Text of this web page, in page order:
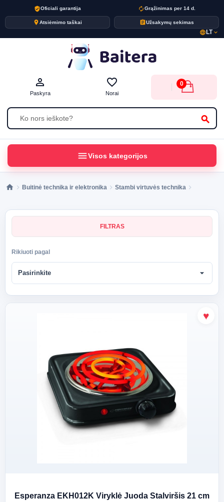
verified_userOficiali garantija autorenewGrąžinimas per 14 d.
placeAtsiėmimo taškai assignmentUžsakymų sekimas
language LTexpand_more
search
person_outline
Paskyra
favorite_border
Norai
0
menuVisos kategorijos
Buitinė technika ir elektronika Stambi virtuvės technika
FILTRAS
Rikiuoti pagal
Pasirinkite arrow_drop_down
Esperanza EKH012K Viryklė Juoda Stalviršis 21 cm